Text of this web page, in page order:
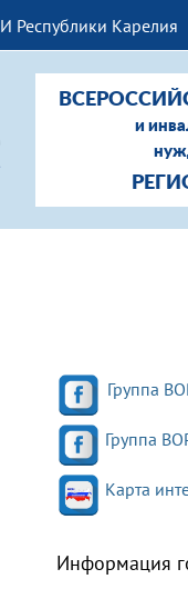
Республики Карелия
и
Группа
Группа
Карта
Информация